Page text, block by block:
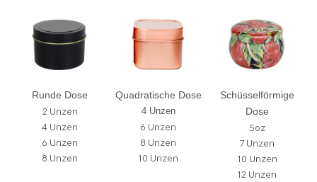
Runde Dose
2 Unzen
4 Unzen
6 Unzen
8 Unzen
Quadratische Dose
4 Unzen
6 Unzen
8 Unzen
10 Unzen
Schüsselförmige
Dose
5oz
7 Unzen
10 Unzen
12 Unzen